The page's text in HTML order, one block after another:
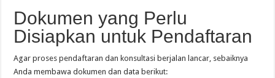
Dokumen yang Perlu
Disiapkan untuk Pendaftaran
Agar proses pendaftaran dan konsultasi berjalan lancar, sebaiknya
Anda membawa dokumen dan data berikut: